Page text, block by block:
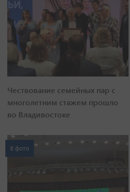
Чествование семейных пар с
многолетним стажем прошло
во Владивостоке
8 фото